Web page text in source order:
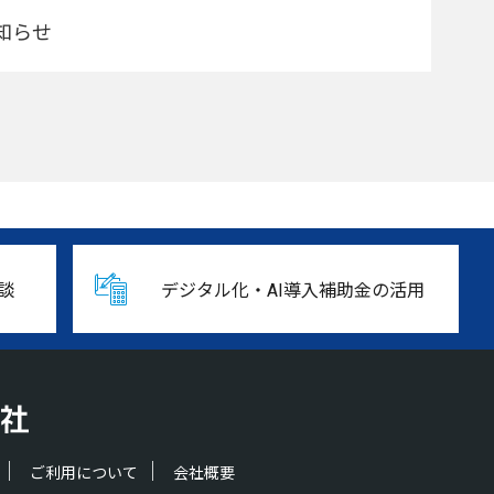
らせ
デジタル化・AI導入補助金の活用
ご利用について
会社概要